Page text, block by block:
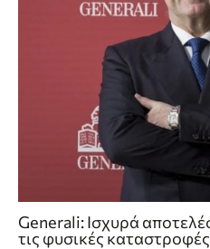
Generali: Ισχυρά
τις φυσικές καταστροφές